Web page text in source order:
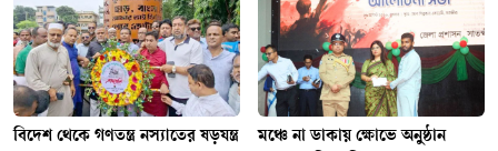
বিদেশ থেকে গণতন্ত্র নস্যাতের ষড়যন্ত্র
মঞ্চে না ডাকায় ক্ষোভে অনুষ্ঠান